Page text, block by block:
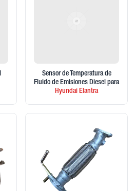
Sensor de Temperatura de
Fluido de Emisiones Diesel para
Hyundai Elantra